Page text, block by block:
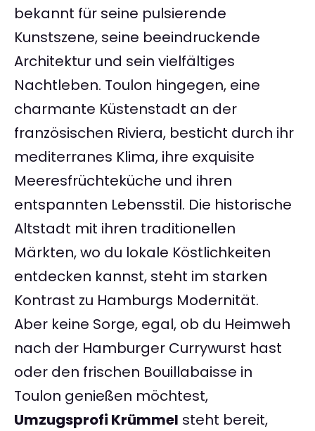
bekannt für seine pulsierende
Kunstszene, seine beeindruckende
Architektur und sein vielfältiges
Nachtleben. Toulon hingegen, eine
charmante Küstenstadt an der
französischen Riviera, besticht durch ihr
mediterranes Klima, ihre exquisite
Meeresfrüchteküche und ihren
entspannten Lebensstil. Die historische
Altstadt mit ihren traditionellen
Märkten, wo du lokale Köstlichkeiten
entdecken kannst, steht im starken
Kontrast zu Hamburgs Modernität.
Aber keine Sorge, egal, ob du Heimweh
nach der Hamburger Currywurst hast
oder den frischen Bouillabaisse in
Toulon genießen möchtest,
Umzugsprofi Krümmel steht bereit,